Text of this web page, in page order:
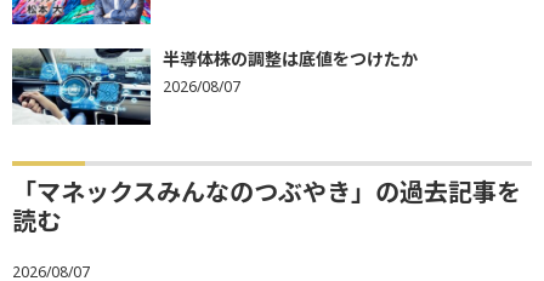
半導体株の調整は底値をつけたか
2026/08/07
「マネックスみんなのつぶやき」の過去記事を
読む
2026/08/07